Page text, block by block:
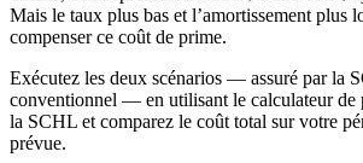
Mais le taux plus bas et l’amortissement plus
compenser ce coût de prime.
Exécutez les deux scénarios — assuré par la
conventionnel — en utilisant le calculateur
la SCHL et comparez le coût total sur votre
prévue.